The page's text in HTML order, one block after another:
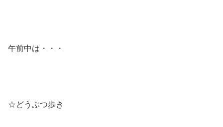
午前中は・・・
☆どうぶつ歩き